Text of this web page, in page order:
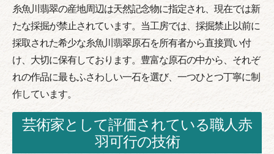
糸魚川翡翠の産地周辺は天然記念物に指定され、現在では新
たな採掘が禁止されています。当工房では、採掘禁止以前に
採取された希少な糸魚川翡翠原石を所有者から直接買い付
け、大切に保有しております。豊富な原石の中から、それぞ
れの作品に最もふさわしい一石を選び、一つひとつ丁寧に制
作しています。
芸術家として評価されている職人赤
羽可行の技術